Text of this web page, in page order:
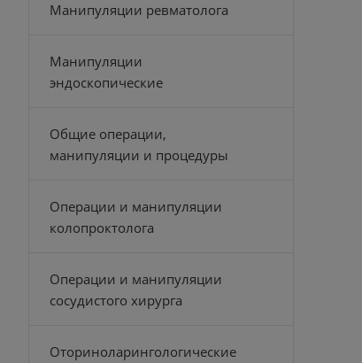
Манипуляции ревматолога
Манипуляции
эндоскопические
Общие операции,
манипуляции и процедуры
Операции и манипуляции
колопроктолога
Операции и манипуляции
сосудистого хирурга
Оториноларингологические